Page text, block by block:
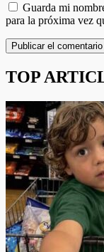
Guarda mi
para la próxima vez
TOP